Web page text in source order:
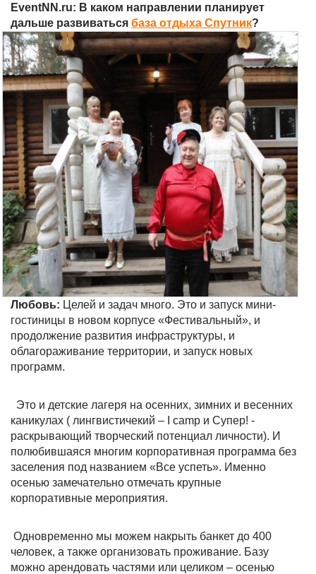
EventNN.ru: В каком направлении планирует
дальше развиваться база отдыха Спутник?
Любовь: Целей и задач много. Это и запуск мини-
гостиницы в новом корпусе «Фестивальный», и
продолжение развития инфраструктуры, и
облагораживание территории, и запуск новых
программ.
Это и детские лагеря на осенних, зимних и весенних
каникулах ( лингвистичекий – I camp и Супер! -
раскрывающий творческий потенциал личности). И
полюбившаяся многим корпоративная программа без
заселения под названием «Все успеть». Именно
осенью замечательно отмечать крупные
корпоративные мероприятия.
Одновременно мы можем накрыть банкет до 400
человек, а также организовать проживание. Базу
можно арендовать частями или целиком – осенью